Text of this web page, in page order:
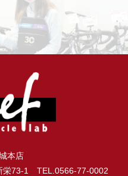
本店
栄73-1 TEL.0566-77-0002